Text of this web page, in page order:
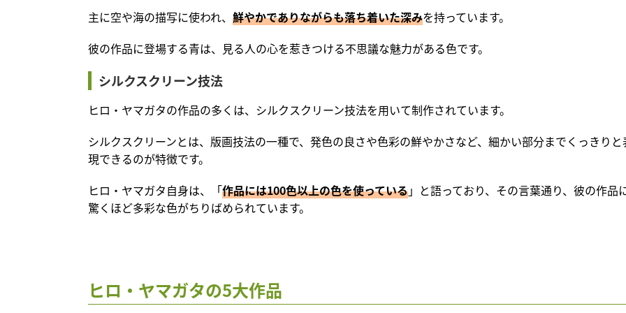
主に空や海の描写に使われ、 鮮やかでありながらも落ち着いた深みを持っています。
彼の作品に登場する青は、見る人の心を惹きつける不思議な魅力がある色です。
シルクスクリーン技法
ヒロ・ヤマガタの作品の多くは、シルクスクリーン技法を用いて制作されています。
シルクスクリーンとは、版画技法の一種で、発色の良さや色彩の鮮やかさなど、細かい部分までくっきりと
現できるのが特徴です。
ヒロ・ヤマガタ自身は、「作品には100色以上の色を使っている」と語っており、その言葉通り、彼の作品
驚くほど多彩な色がちりばめられています。
ヒロ・ヤマガタの5大作品